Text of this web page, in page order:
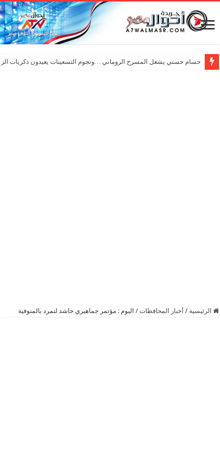
حسام حسني يشعل المسرح الروماني …ونجوم التسعينات يعيدون ذكريات
الرئيسية / أخبار المحافظات / اليوم : مؤتمر جماهيري حاشد لتمرد بالمنوفية